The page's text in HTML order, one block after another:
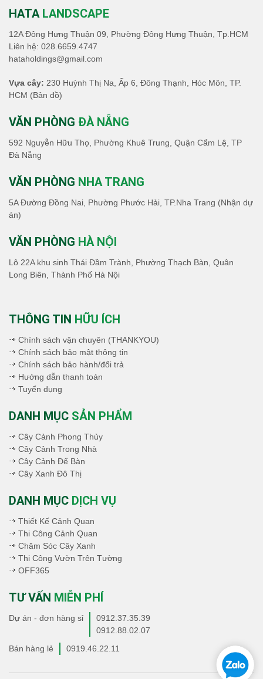
HATA LANDSCAPE
12A Đông Hưng Thuận 09, Phường Đông Hưng Thuận, Tp.HCM
Liên hệ: 028.6659.4747
hataholdings@gmail.com
Vựa cây: 230 Huỳnh Thị Na, Ấp 6, Đông Thạnh, Hóc Môn, TP.
HCM (Bản đồ)
VĂN PHÒNG ĐÀ NẴNG
592 Nguyễn Hữu Thọ, Phường Khuê Trung, Quận Cẩm Lệ, TP
Đà Nẵng
VĂN PHÒNG NHA TRANG
5A Đường Đồng Nai, Phường Phước Hải, TP.Nha Trang (Nhận dự
án)
VĂN PHÒNG HÀ NỘI
Lô 22A khu sinh Thái Đầm Trành, Phường Thạch Bàn, Quân
Long Biên, Thành Phố Hà Nội
THÔNG TIN HỮU ÍCH
Chính sách vận chuyên (THANKYOU)
Chính sách bảo mật thông tin
Chính sách bảo hành/đổi trả
Hướng dẫn thanh toán
Tuyển dụng
DANH MỤC SẢN PHẨM
Cây Cảnh Phong Thủy
Cây Cảnh Trong Nhà
Cây Cảnh Để Bàn
Cây Xanh Đô Thị
DANH MỤC DỊCH VỤ
Thiết Kế Cảnh Quan
Thi Công Cảnh Quan
Chăm Sóc Cây Xanh
Thi Công Vườn Trên Tường
OFF365
TƯ VẤN MIỄN PHÍ
Dự án - đơn hàng sỉ
0912.37.35.39
0912.88.02.07
Bán hàng lẻ
0919.46.22.11